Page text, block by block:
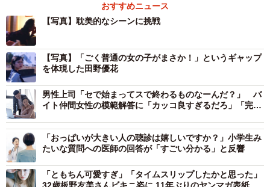
ふしだらシーンの参考作は、ナタリー・ポートマン主演の
サイコスリラー『ブラック・スワン』だという。
「腰の上げ具合や女性ならではの曲線美を研究しまし
た。“ふしだら”なことをする場面では変に慣れ過ぎた感じを
出すのではなく、本能の赴くままにしているぎこちなさと
乱暴さを意識しました」と見どころに挙げる。
まさか27歳でセーラー服を着ることになるとは。「実年齢
と違う人物を演じるのも役者の魅力の一つ。27歳でセーラ
ー服の学生役に抜擢していただけるなんて…。自分まだま
おすすめニュース
【写真】耽美的なシーンに挑戦
【写真】「ごく普通の女の子がまさか！」というギャップ
を体現した田野優花
男性上司「セで始まってスで終わるものなーんだ？」 バ
イト仲間女性の模範解答に「カッコ良すぎるだろ」「完璧
「おっぱいが大きい人の聴診は嬉しいですか？」小学生み
たいな質問への医師の回答が「すごい分かる」と反響
「ともちん可愛すぎ」「タイムスリップしたかと思った」
32歳板野友美さんビキニ姿に 11年ぶりのヤンマガ表紙＆